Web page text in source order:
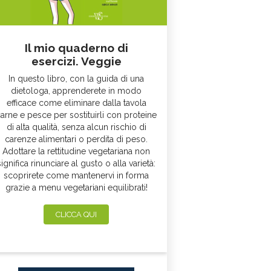
Il mio quaderno di
esercizi. Veggie
In questo libro, con la guida di una
dietologa, apprenderete in modo
efficace come eliminare dalla tavola
e pesce per sostituirli con proteine
di alta qualità, senza alcun rischio di
carenze alimentari o perdita di peso.
Adottare la rettitudine vegetariana non
rinunciare al gusto o alla varietà:
scoprirete come mantenervi in forma
grazie a menu vegetariani equilibrati!
CLICCA QUI